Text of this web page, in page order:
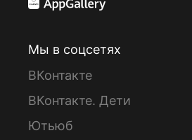
Мы в соцсетях
ВКонтакте
ВКонтакте. Дети
Ютьюб